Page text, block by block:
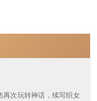
再次玩转神话，续写织女